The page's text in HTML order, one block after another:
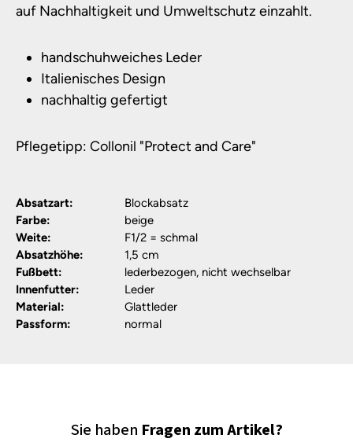
auf Nachhaltigkeit und Umweltschutz einzahlt.
handschuhweiches Leder
Italienisches Design
nachhaltig gefertigt
Pflegetipp: Collonil "Protect and Care"
Absatzart:
Blockabsatz
Farbe:
beige
Weite:
F1/2 = schmal
Absatzhöhe:
1,5 cm
Fußbett:
lederbezogen, nicht wechselbar
Innenfutter:
Leder
Material:
Glattleder
Passform:
normal
Sie haben Fragen zum Artikel?